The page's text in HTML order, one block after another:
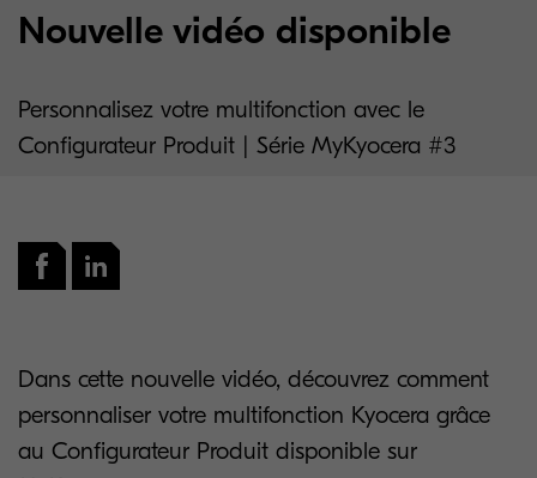
Nouvelle vidéo disponible
Personnalisez votre multifonction avec le
Configurateur Produit | Série MyKyocera #3
Dans cette nouvelle vidéo, découvrez comment
personnaliser votre multifonction Kyocera grâce
au Configurateur Produit disponible sur